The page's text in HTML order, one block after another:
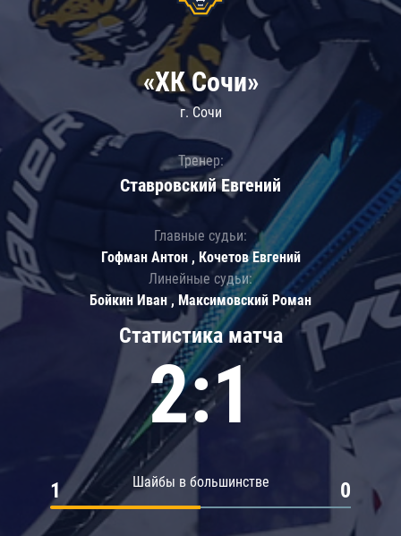
Статистика матча
2:1
Шайбы в большинстве
1 0
«ХК Сочи»
г. Сочи
Тренер:
Ставровский Евгений
Главные судьи:
Гофман Антон , Кочетов Евгений
Линейные судьи:
Бойкин Иван , Максимовский Роман